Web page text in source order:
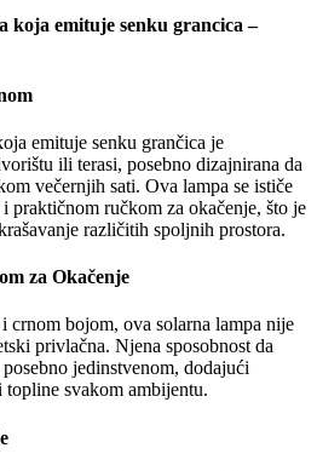
koja emituje senku grancica –
emituje senku grančica je
ili terasi, posebno dizajnirana da
večernjih sati. Ova lampa se ističe
praktičnom ručkom za okačenje, što je
različitih spoljnih prostora.
za Okačenje
crnom bojom, ova solarna lampa nije
privlačna. Njena sposobnost da
jedinstvenom, dodajući
svakom ambijentu.